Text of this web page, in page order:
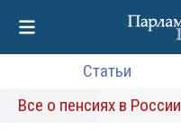
Статьи
Все о пенсиях в России